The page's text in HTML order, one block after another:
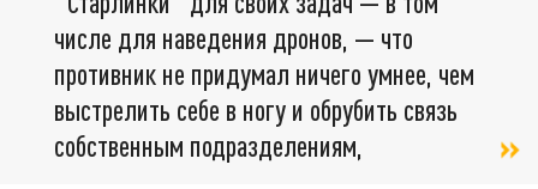
числе для наведения дронов, — что
противник не придумал ничего умнее, чем
выстрелить себе в ногу и обрубить связь
собственным подразделениям,